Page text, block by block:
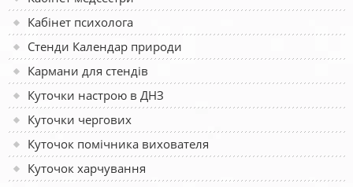
Кабінет психолога
Стенди Календар природи
Кармани для стендів
Куточки настрою в ДНЗ
Куточки чергових
Куточок помічника вихователя
Куточок харчування